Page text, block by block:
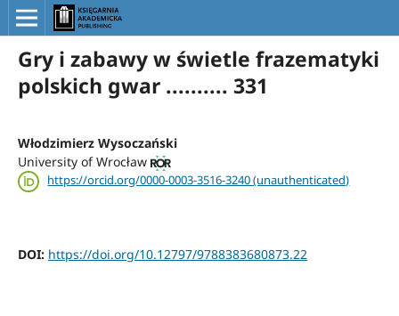
Gry i zabawy w świetle frazematyki
polskich gwar .......... 331
Włodzimierz Wysoczański
University of Wrocław
https://orcid.org/0000-0003-3516-3240 (unauthenticated)
DOI: https://doi.org/10.12797/9788383680873.22